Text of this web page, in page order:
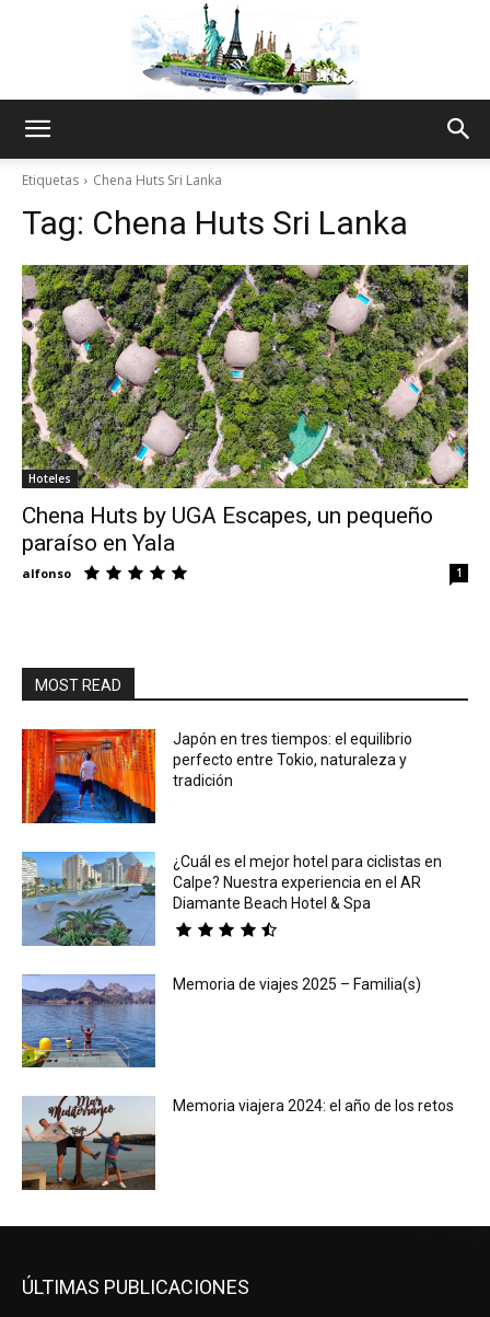
Thru
My
Etiquetas Chena Huts Sri Lanka
Tag: Chena Huts Sri Lanka
Hoteles
Chena Huts by UGA Escapes, un pequeño
paraíso en Yala
alfonso 1
MOST READ
Japón en tres tiempos: el equilibrio
perfecto entre Tokio, naturaleza y
tradición
¿Cuál es el mejor hotel para ciclistas en
Calpe? Nuestra experiencia en el AR
Diamante Beach Hotel & Spa
Memoria de viajes 2025 – Familia(s)
Memoria viajera 2024: el año de los retos
ÚLTIMAS PUBLICACIONES